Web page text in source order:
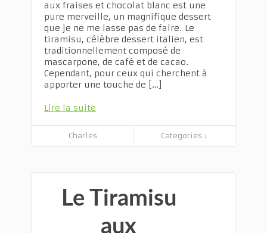
aux fraises et chocolat blanc est une
pure merveille, un magnifique dessert
que je ne me lasse pas de faire. Le
tiramisu, célèbre dessert italien, est
traditionnellement composé de
mascarpone, de café et de cacao.
Cependant, pour ceux qui cherchent à
apporter une touche de […]
Lire la suite
Charles Categories ↓
Le Tiramisu
aux